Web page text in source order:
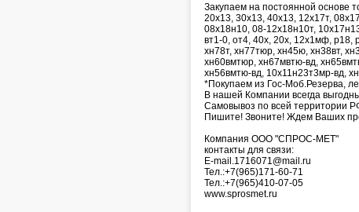
Закупаем на постоянной основе
20х13, 30х13, 40х13, 12х17т,
08х18н10, 08-12х18н10т,
вт1-0, от4, 40х, 20х, 12х1мф, р18,
хн78т, хн77тюр, хн45ю, хн38вт,
хн60вмтюр, хн67мвтю-вд,
хн56вмтю-вд, 10х11н23т3мр-вд,
*Покупаем из Гос-Моб.Резерва,
В нашей Компании всегда
Самовывоз по всей территории
Пишите! Звоните! Ждем Ваших
Компания ООО "СПРОС-МЕТ"
контакты для связи:
E-mail.1716071@mail.ru
Тел.:+7(965)171-60-71
Тел.:+7(965)410-07-05
www.sprosmet.ru